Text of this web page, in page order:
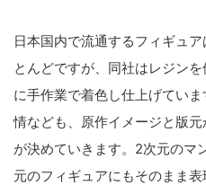
日本国内で流通するフィギュ
とんどですが、同社はレジン
に手作業で着色し仕上げてい
情なども、原作イメージと版
が決めていきます。2次元のマ
元のフィギュアにもそのまま